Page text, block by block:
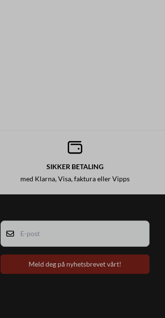
SIKKER BETALING
med Klarna, Visa, faktura eller Vipps
E-post
Meld deg på nyhetsbrevet vårt!